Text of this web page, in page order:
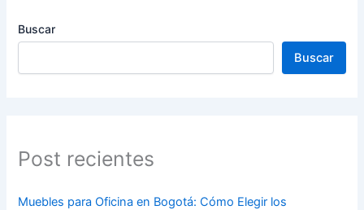
Buscar
Buscar
Post recientes
Muebles para Oficina en Bogotá: Cómo Elegir los